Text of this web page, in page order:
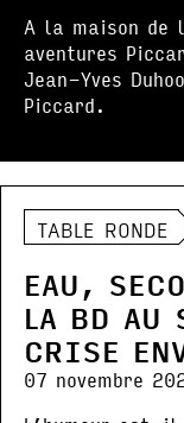
A la maison de
aventures
Jean-Yves
Piccard.
TABLE RONDE
EAU,
LA BD AU
CRISE
07 novembre